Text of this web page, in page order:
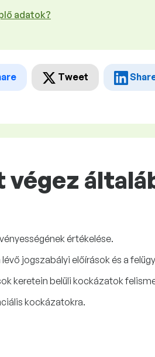
adatok?
Tweet
értékelése.
jogszabályi előírások és a
keretein belüli kockázatok
kockázatokra.